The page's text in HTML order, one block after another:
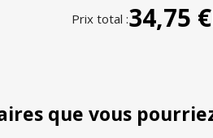
Prix total :34,75 €
que vous